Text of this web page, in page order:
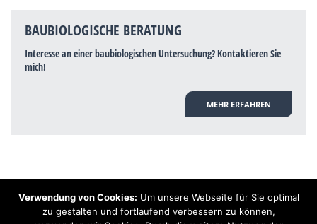
BAUBIOLOGISCHE BERATUNG
Interesse an einer baubiologischen Untersuchung? Kontaktieren Sie
mich!
MEHR ERFAHREN
Hinweis: Trotz zahlreicher Studien, die einen Zusammenhang zwischen
Elektrosmog und gesundheitlichen Problemen aufzeigen, ist es von der
Verwendung von Cookies: Um unsere Webseite für Sie optimal
zu gestalten und fortlaufend verbessern zu können,